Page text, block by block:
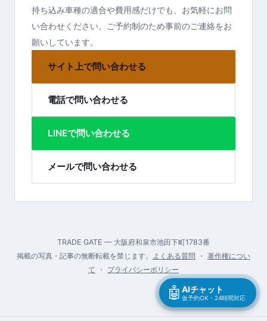
持ち込み車種の適合や費用感だけでも、お気軽にお問
い合わせください。ご予約制のため事前のご連絡をお
願いしています。
サイト上で問い合わせる
電話で問い合わせる
LINEで問い合わせる
メールで問い合わせる
TRADE GATE — 大阪府和泉市池田下町1783番
掲載の写真・記事の無断転載を禁じます。
よくある質問 ・ 著作権につい
て ・ プライバシーポリシー
🤖 AIチャット
仮予約OK・24時間対応